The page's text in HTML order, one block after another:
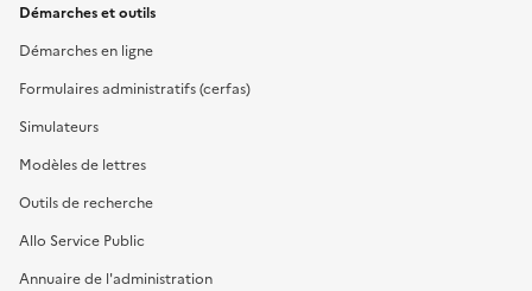
Démarches et outils
Démarches en ligne
Formulaires administratifs (cerfas)
Simulateurs
Modèles de lettres
Outils de recherche
Allo Service Public
Annuaire de l'administration